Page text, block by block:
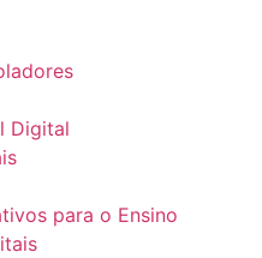
Digital
para o Ensino